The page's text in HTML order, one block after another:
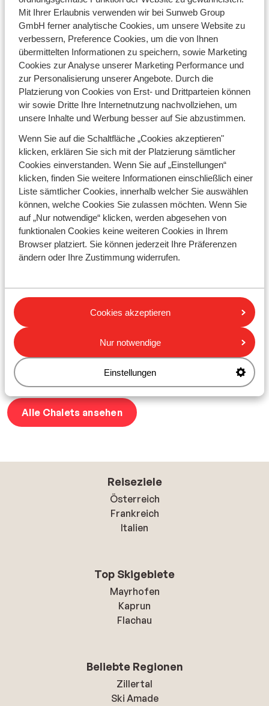
Mit Ihrer Erlaubnis verwenden wir bei Sunweb Group
GmbH ferner analytische Cookies, um unsere Website zu
verbessern, Preference Cookies, um die von Ihnen
übermittelten Informationen zu speichern, sowie Marketing
Cookies zur Analyse unserer Marketing Performance und
zur Personalisierung unserer Angebote. Durch die
Platzierung von Cookies von Erst- und Drittparteien können
wir sowie Dritte Ihre Internetnutzung nachvollziehen, um
unsere Inhalte und Werbung besser auf Sie abzustimmen.
Wenn Sie auf die Schaltfläche „Cookies akzeptieren"
klicken, erklären Sie sich mit der Platzierung sämtlicher
Cookies einverstanden. Wenn Sie auf „Einstellungen“
klicken, finden Sie weitere Informationen einschließlich einer
Liste sämtlicher Cookies, innerhalb welcher Sie auswählen
können, welche Cookies Sie zulassen möchten. Wenn Sie
auf „Nur notwendige“ klicken, werden abgesehen von
funktionalen Cookies keine weiteren Cookies in Ihrem
Browser platziert. Sie können jederzeit Ihre Präferenzen
ändern oder Ihre Zustimmung widerrufen.
Cookies akzeptieren
Nur notwendige
Einstellungen
langen Skitag zum Abendessen Platz nehmen können.
Sie finden Chalets in verschiedenen Größen für vier bis
mehr als 15 Personen. DerSkipassist bei Sunweb
übrigens immer inklusive. Welches Chalet wird Ihr
Favorit?
Auf zu einem Winterabenteuer von Ihrem Chalet
aus
Ein Chalet ist der ideale Ausgangspunkt für einen
unbeschwerten Skiurlaub zu jeder Zeit während der
Wintersaison. Wenn Sie zum Beispiel mit derFamilie
nach Kirchberg in den Skiurlaub fahren, wählen Sie eine
schneesichere Zeit wie die Weihnachts- oder
Frühlingsferien. Für Anfänger und erfahrene Skisportler
gibt es in allen Skigebieten, in denen wir Chalets
anbieten, eine große Auswahl an Pisten.
Wenn Sie einen Tag etwas anderes erleben möchten,
gehen Sie rodeln, genießen Sie beim Paragliding die
Chalets anbieten, genau richtig. Ob Sie einen Skiurlaub
inÖsterreich
oder Frankreich bevorzugen, Sie können
aus einigen der beliebtesten Gebiete wie Les Deux
Alpes und
Mayrhofenoder kleineren Gebieten wie Les
Sybelles oder Wagrain wählen. Wo werden wir Sie in der
nächsten Saison im Schnee sehen?
Alle Chalets ansehen
Reiseziele
Österreich
Frankreich
Italien
Top Skigebiete
Mayrhofen
Kaprun
Flachau
Beliebte Regionen
Zillertal
Ski Amade